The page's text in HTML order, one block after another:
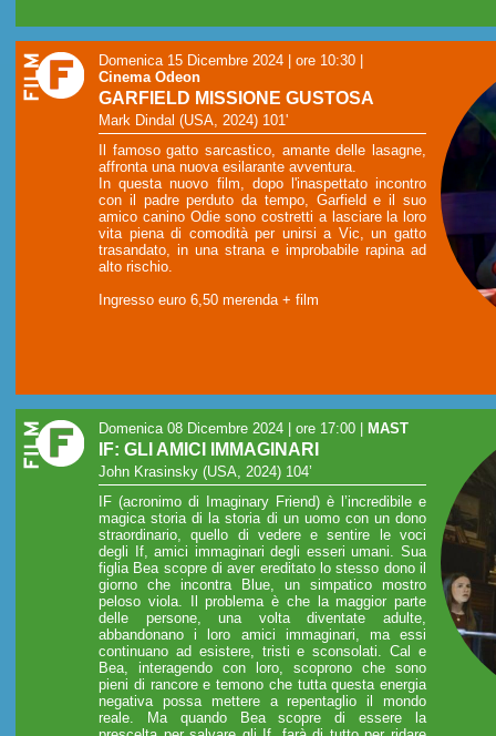
Domenica 15 Dicembre 2024 | ore 10:30
Cinema Odeon
GARFIELD MISSIONE GUSTOSA
Mark Dindal (USA, 2024) 101'
Il famoso gatto sarcastico, amante delle lasagne,
affronta una nuova esilarante avventura.
In questa nuovo film, dopo l'inaspettato incontro
con il padre perduto da tempo, Garfield e il suo
amico canino Odie sono costretti a lasciare la loro
vita piena di comodità per unirsi a Vic, un gatto
trasandato, in una strana e improbabile rapina ad
alto rischio.
Ingresso euro 6,50 merenda + film
Domenica 08 Dicembre 2024 | ore 17:00 MAST
IF: GLI AMICI IMMAGINARI
John Krasinsky (USA, 2024) 104’
IF (acronimo di Imaginary Friend) è l’incredibile e
magica storia di la storia di un uomo con un dono
straordinario, quello di vedere e sentire le voci
degli If, amici immaginari degli esseri umani. Sua
figlia Bea scopre di aver ereditato lo stesso dono il
giorno che incontra Blue, un simpatico mostro
peloso viola. Il problema è che la maggior parte
delle persone, una volta diventate adulte,
abbandonano i loro amici immaginari, ma essi
continuano ad esistere, tristi e sconsolati. Cal e
Bea, interagendo con loro, scoprono che sono
pieni di rancore e temono che tutta questa energia
negativa possa mettere a repentaglio il mondo
reale. Ma quando Bea scopre di essere la